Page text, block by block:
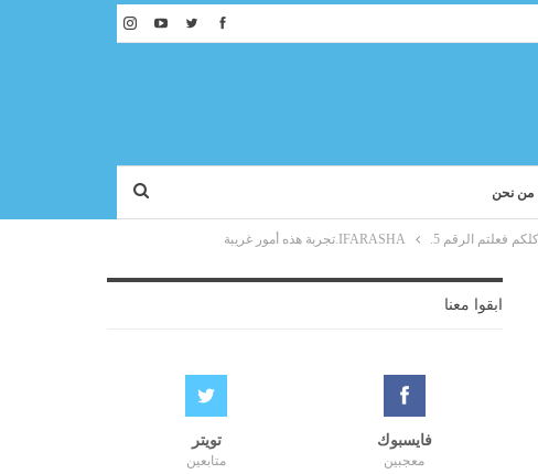
من نحن
IFARASHA.تجربة هذه أمور غريبة
ابقوا معنا
فايسبوك
معجبين
تويتر
متابعين